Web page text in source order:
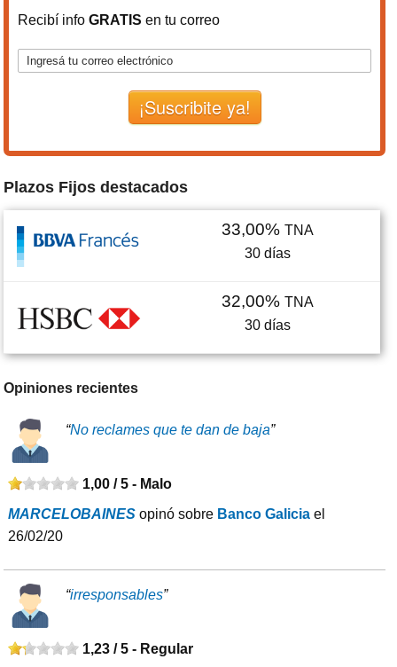
Recibí infoGRATIS en tu correo
¡Suscribite ya!
Plazos Fijos destacados
33,00% TNA
30 días
32,00% TNA
30 días
Opiniones recientes
“No reclames que te dan de baja”
1,00 / 5 - Malo
MARCELOBAINES opinó sobre Banco Galicia el
26/02/20
“irresponsables”
1,23 / 5 - Regular